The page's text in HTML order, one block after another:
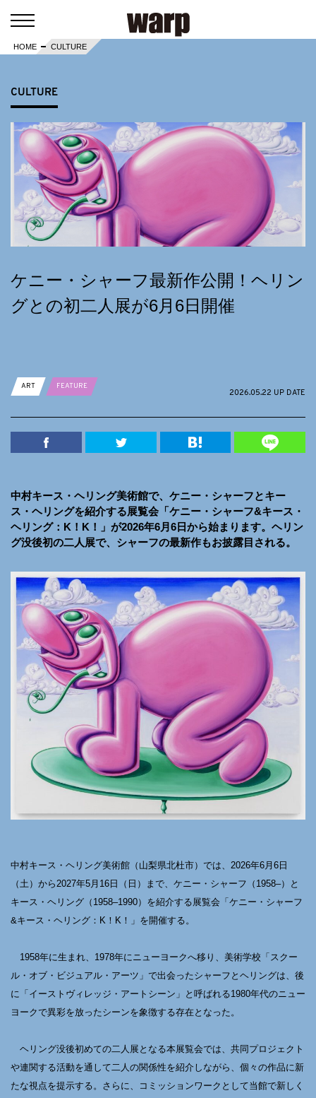
HOME CULTURE
CULTURE
ケニー・シャーフ最新作公開！ヘリン
グとの初二人展が6月6日開催
ART
FEATURE
2026.05.22 UP DATE
中村キース・ヘリング美術館で、ケニー・シャーフとキー
ス・ヘリングを紹介する展覧会「ケニー・シャーフ&キース・
ヘリング：K！K！」が2026年6月6日から始まります。ヘリン
グ没後初の二人展で、シャーフの最新作もお披露目される。
中村キース・ヘリング美術館（山梨県北杜市）では、2026年6月6日
（土）から2027年5月16日（日）まで、ケニー・シャーフ（1958–）と
キース・ヘリング（1958–1990）を紹介する展覧会「ケニー・シャーフ
&キース・ヘリング：K！K！」を開催する。
1958年に生まれ、1978年にニューヨークへ移り、美術学校「スクー
ル・オブ・ビジュアル・アーツ」で出会ったシャーフとヘリングは、後
に「イーストヴィレッジ・アートシーン」と呼ばれる1980年代のニュー
ヨークで異彩を放ったシーンを象徴する存在となった。
ヘリング没後初めての二人展となる本展覧会では、共同プロジェクト
や連関する活動を通して二人の関係性を紹介しながら、個々の作品に新
たな視点を提示する。さらに、コミッションワークとして当館で新しく